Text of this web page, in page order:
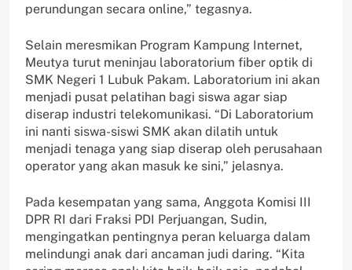
perundungan secara online,” tegasnya.
Selain meresmikan Program Kampung Internet,
Meutya turut meninjau laboratorium fiber optik di
SMK Negeri 1 Lubuk Pakam. Laboratorium ini akan
menjadi pusat pelatihan bagi siswa agar siap
diserap industri telekomunikasi. “Di Laboratorium
ini nanti siswa-siswi SMK akan dilatih untuk
menjadi tenaga yang siap diserap oleh perusahaan
operator yang akan masuk ke sini,” jelasnya.
Pada kesempatan yang sama, Anggota Komisi III
DPR RI dari Fraksi PDI Perjuangan, Sudin,
mengingatkan pentingnya peran keluarga dalam
melindungi anak dari ancaman judi daring. “Kita